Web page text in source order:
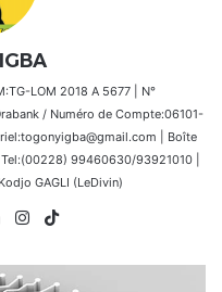
LOM 2018 A 5677 | N°
/ Numéro de Compte:06101-
| Boîte
99460630/93921010 |
GAGLI (LeDivin)
LinkedinInstagram